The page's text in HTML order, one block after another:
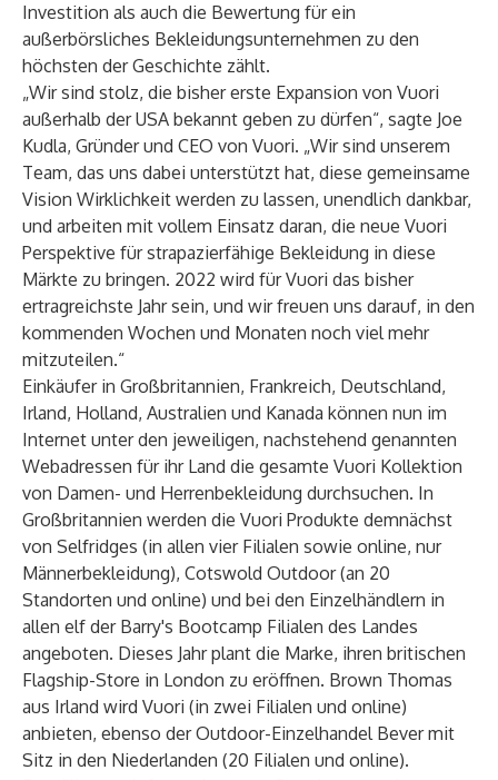
Investition als auch die Bewertung für ein
außerbörsliches Bekleidungsunternehmen zu den
höchsten der Geschichte zählt.
„Wir sind stolz, die bisher erste Expansion von Vuori
außerhalb der USA bekannt geben zu dürfen“, sagte Joe
Kudla, Gründer und CEO von Vuori. „Wir sind unserem
Team, das uns dabei unterstützt hat, diese gemeinsame
Vision Wirklichkeit werden zu lassen, unendlich dankbar,
und arbeiten mit vollem Einsatz daran, die neue Vuori
Perspektive für strapazierfähige Bekleidung in diese
Märkte zu bringen. 2022 wird für Vuori das bisher
ertragreichste Jahr sein, und wir freuen uns darauf, in den
kommenden Wochen und Monaten noch viel mehr
mitzuteilen.“
Einkäufer in Großbritannien, Frankreich, Deutschland,
Irland, Holland, Australien und Kanada können nun im
Internet unter den jeweiligen, nachstehend genannten
Webadressen für ihr Land die gesamte Vuori Kollektion
von Damen- und Herrenbekleidung durchsuchen. In
Großbritannien werden die Vuori Produkte demnächst
von Selfridges (in allen vier Filialen sowie online, nur
Männerbekleidung), Cotswold Outdoor (an 20
Standorten und online) und bei den Einzelhändlern in
allen elf der Barry's Bootcamp Filialen des Landes
angeboten. Dieses Jahr plant die Marke, ihren britischen
Flagship-Store in London zu eröffnen. Brown Thomas
aus Irland wird Vuori (in zwei Filialen und online)
anbieten, ebenso der Outdoor-Einzelhandel Bever mit
Sitz in den Niederlanden (20 Filialen und online).